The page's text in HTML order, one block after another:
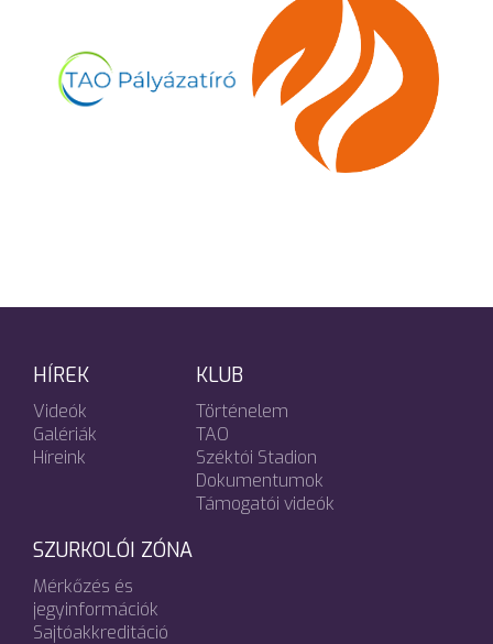
HÍREK
Videók
Galériák
Híreink
KLUB
Történelem
TAO
Széktói Stadion
Dokumentumok
Támogatói videók
SZURKOLÓI ZÓNA
Mérkőzés és
jegyinformációk
Sajtóakkreditáció